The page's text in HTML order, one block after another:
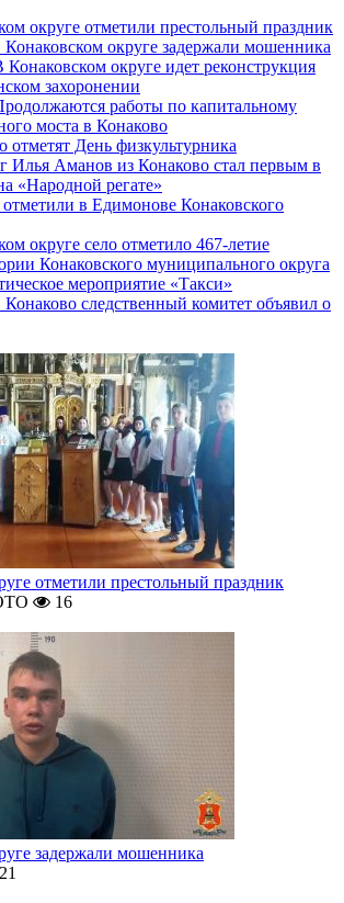
округе отметили престольный праздник
округе задержали мошенника
Конаковском округе идет реконструкция
захоронении
работы по капитальному
моста в Конаково
отметят День физкультурника
Илья Аманов из Конаково стал первым в
«Народной регате»
в Едимонове Конаковского
округе село отметило 467-летие
Конаковского муниципального округа
мероприятие «Такси»
следственный комитет объявил о
отметили престольный праздник
16
задержали мошенника
21